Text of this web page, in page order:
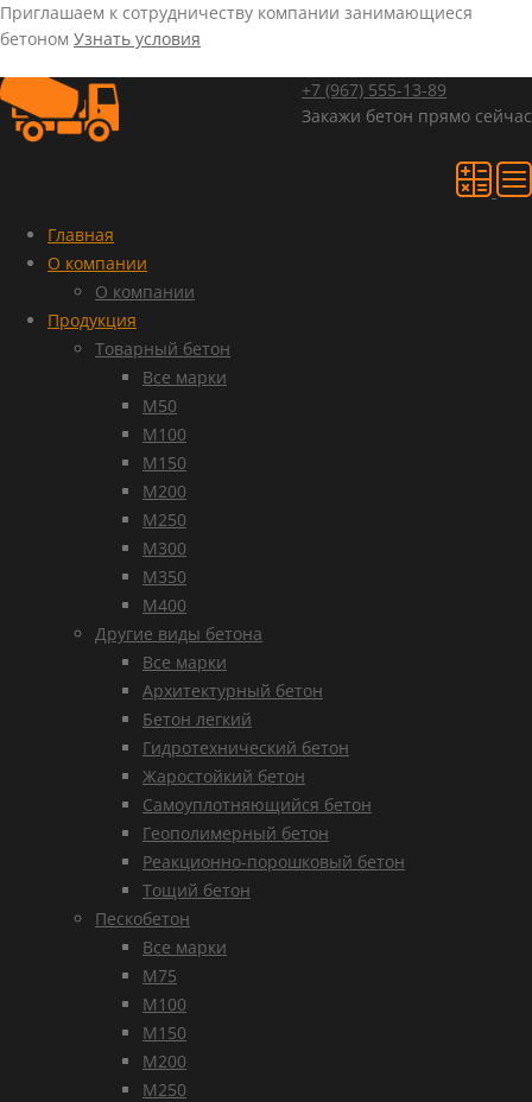
Приглашаем к сотрудничеству компании занимающиеся
бетоном Узнать условия
+7 (967) 555-13-89
Закажи бетон прямо сейчас
Главная
О компании
О компании
Продукция
Товарный бетон
Все марки
М50
М100
М150
М200
М250
М300
М350
М400
Другие виды бетона
Все марки
Архитектурный бетон
Бетон легкий
Гидротехнический бетон
Жаростойкий бетон
Самоуплотняющийся бетон
Геополимерный бетон
Реакционно-порошковый бетон
Тощий бетон
Пескобетон
Все марки
М75
М100
М150
М200
М250